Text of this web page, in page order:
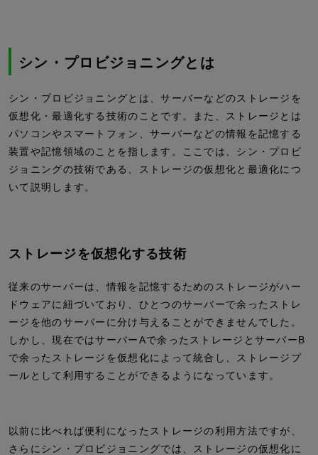
シン・プロビジョニングとは
シン・プロビジョニングとは、サーバーなどのストレージを
仮想化・最適化する技術のことです。また、ストレージとは
パソコンやスマートフォン、サーバーなどの情報を記憶する
装置や記憶領域のことを指します。ここでは、シン・プロビ
ジョニングの技術である、ストレージの仮想化と最適化につ
いて説明します。
ストレージを仮想化する技術
従来のサーバーは、情報を記憶するためのストレージがハー
ドウェアに紐づいており、ひとつのサーバーで余ったストレ
ージを他のサーバーに分け与えることができませんでした。
しかし、現在ではサーバーAで余ったストレージとサーバーB
で余ったストレージを仮想化によって統合し、ストレージプ
ールとして利用することができるようになっています。
以前に比べれば便利になったストレージの利用方法ですが、
さらにシン・プロビジョニングでは、ストレージの仮想化に